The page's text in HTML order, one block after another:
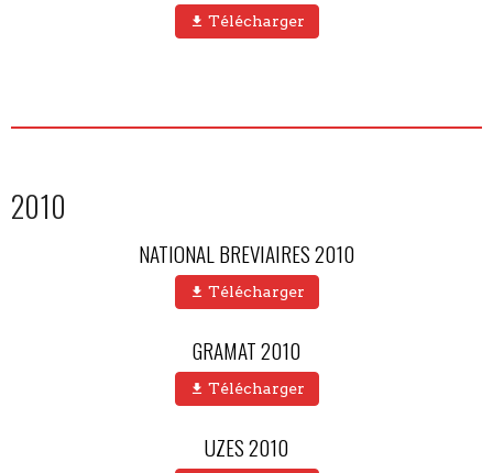
Télécharger
2010
NATIONAL BREVIAIRES 2010
Télécharger
GRAMAT 2010
Télécharger
UZES 2010